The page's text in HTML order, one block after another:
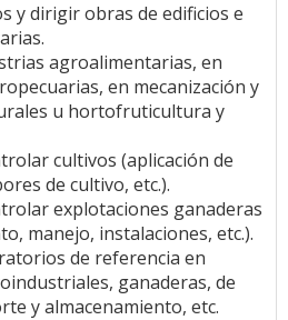
y dirigir obras de edificios e
agroalimentarias, en
en mecanización y
u hortofruticultura y
cultivos (aplicación de
de cultivo, etc.).
explotaciones ganaderas
manejo, instalaciones, etc.).
de referencia en
ganaderas, de
y almacenamiento, etc.